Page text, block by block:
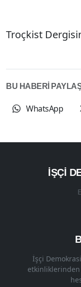
Troçkist
BU HABERİ
WhatsApp
İŞÇI
İşçi